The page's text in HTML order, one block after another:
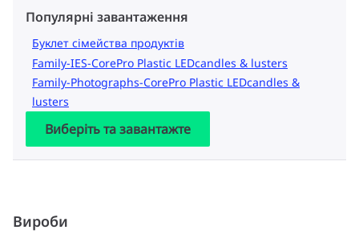
Популярні завантаження
Буклет сімейства продуктів
Family-IES-CorePro Plastic LEDcandles & lusters
Family-Photographs-CorePro Plastic LEDcandles &
lusters
Виберіть та завантажте
Вироби